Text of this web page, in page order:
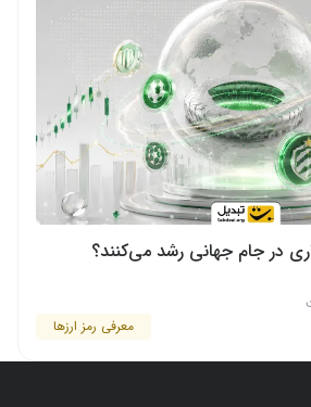
در جام جهانی رشد می‌کنند؟
معرفی رمز ارزها